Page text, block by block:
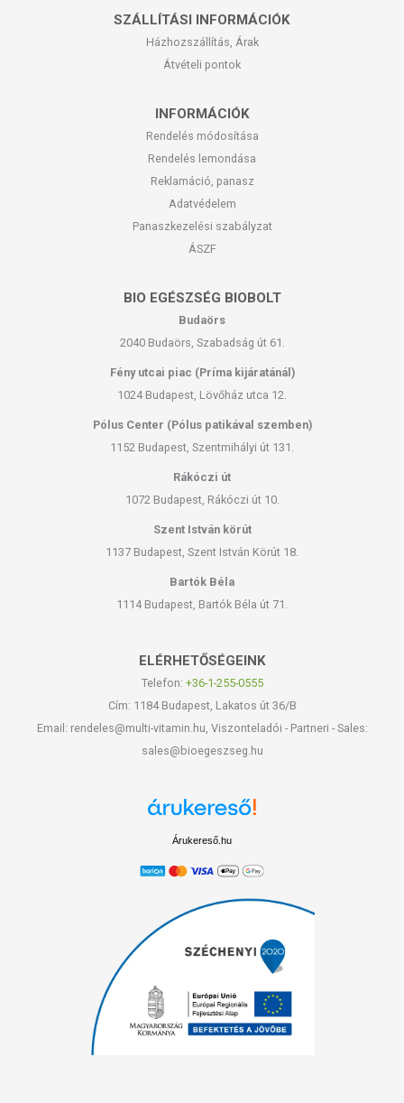
SZÁLLÍTÁSI INFORMÁCIÓK
Házhozszállítás, Árak
Átvételi pontok
INFORMÁCIÓK
Rendelés módosítása
Rendelés lemondása
Reklamáció, panasz
Adatvédelem
Panaszkezelési szabályzat
ÁSZF
BIO EGÉSZSÉG BIOBOLT
Budaörs
2040 Budaörs, Szabadság út 61.
Fény utcai piac (Príma kijáratánál)
1024 Budapest, Lövőház utca 12.
Pólus Center (Pólus patikával szemben)
1152 Budapest, Szentmihályi út 131.
Rákóczi út
1072 Budapest, Rákóczi út 10.
Szent István körút
1137 Budapest, Szent István Körút 18.
Bartók Béla
1114 Budapest, Bartók Béla út 71.
ELÉRHETŐSÉGEINK
Telefon: +36-1-255-0555
Cím: 1184 Budapest, Lakatos út 36/B
Email: rendeles@multi-vitamin.hu, Viszonteladói - Partneri - Sales:
sales@bioegeszseg.hu
Árukereső.hu